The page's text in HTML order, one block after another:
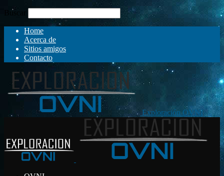
Buscar
Home
Acerca de
Sitios amigos
Contacto
Exploración OVNI